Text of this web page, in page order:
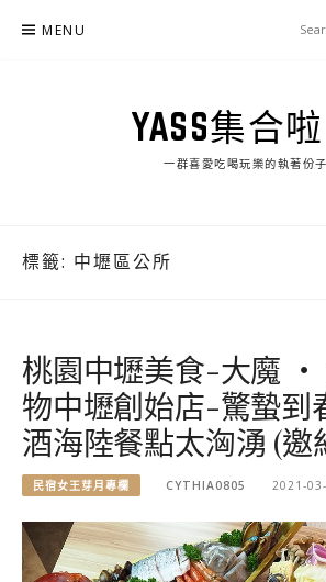
MENU
YASS集合啦
一群喜愛吃喝玩樂的執著份子
標籤: 中壢區公所
桃園中壢美食-大魔 ‧
物中壢創始店-驚蟄到
酒海陸餐點太洶湧 (邀
民宿女王芽月專欄 CYTHIA0805 2021-